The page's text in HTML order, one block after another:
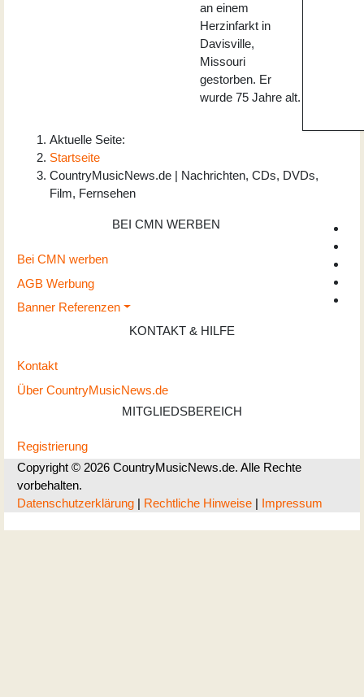
an einem
Herzinfarkt in
Davisville,
Missouri
gestorben. Er
wurde 75 Jahre alt.
Aktuelle Seite:
Startseite
CountryMusicNews.de | Nachrichten, CDs, DVDs,
Film, Fernsehen
BEI CMN WERBEN
Bei CMN werben
AGB Werbung
Banner Referenzen
KONTAKT & HILFE
Kontakt
Über CountryMusicNews.de
MITGLIEDSBEREICH
Registrierung
Copyright © 2026 CountryMusicNews.de. Alle Rechte
vorbehalten.
Datenschutzerklärung | Rechtliche Hinweise | Impressum